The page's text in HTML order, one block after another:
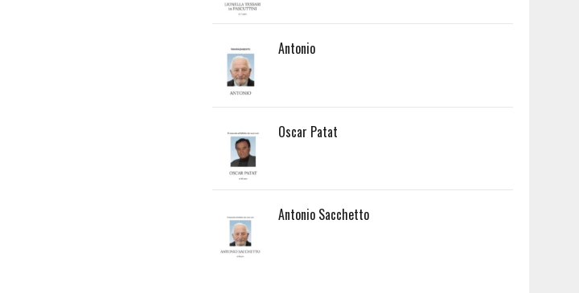
Antonio
Oscar Patat
Antonio Sacchetto